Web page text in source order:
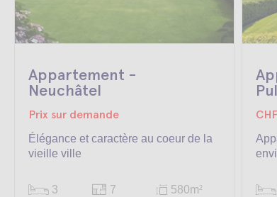
Appartement -
Neuchâtel
Prix sur demande
Élégance et caractère au coeur de la
vieille ville
3 7 580m2